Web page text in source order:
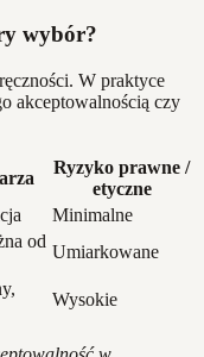
wybór?
W praktyce
akceptowalnością czy
Ryzyko prawne /
etyczne
Minimalne
od
Umiarkowane
Wysokie